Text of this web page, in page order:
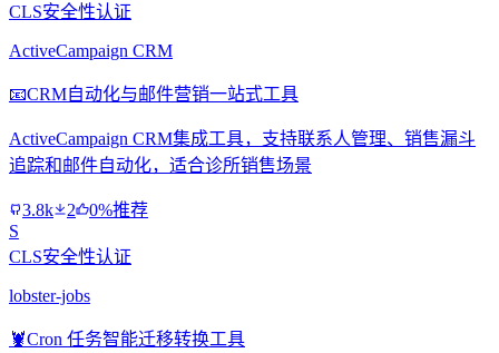
CLS安全性认证
ActiveCampaign CRM
📧CRM自动化与邮件营销一站式工具
ActiveCampaign CRM集成工具，支持联系人管理、销售漏斗
追踪和邮件自动化，适合诊所销售场景
3.8k 2
0%推荐
S
CLS安全性认证
lobster-jobs
🦞Cron 任务智能迁移转换工具